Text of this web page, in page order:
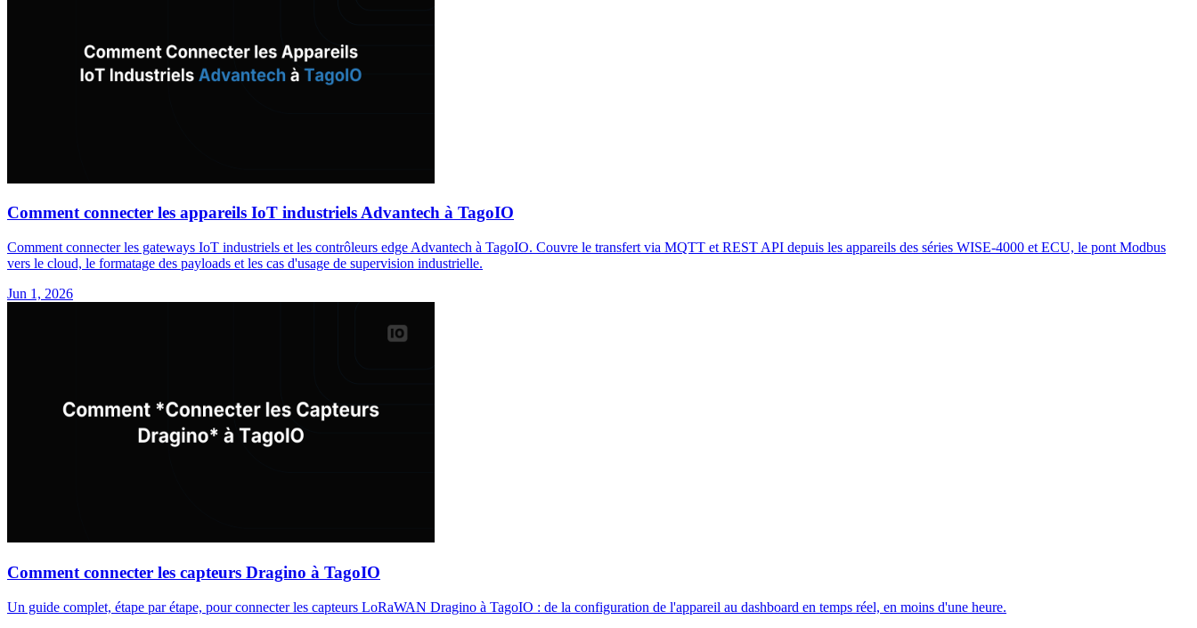
Comment connecter les appareils IoT industriels Advantech à TagoIO
Comment connecter les gateways IoT industriels et les contrôleurs edge Advantech à TagoIO. Couvre le transfert via MQTT et REST API depuis les appareils des séries WISE-4000 et ECU, le pont Modbus
vers le cloud, le formatage des payloads et les cas d'usage de supervision industrielle.
Jun 1, 2026
Comment connecter les capteurs Dragino à TagoIO
Un guide complet, étape par étape, pour connecter les capteurs LoRaWAN Dragino à TagoIO : de la configuration de l'appareil au dashboard en temps réel, en moins d'une heure.